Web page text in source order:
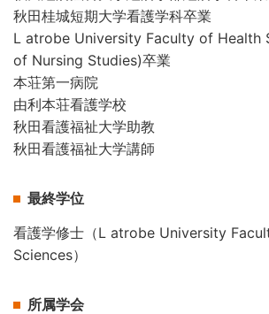
秋田桂城短期大学看護学科卒業
L atrobe University Faculty of Health
of Nursing Studies)卒業
本荘第一病院
由利本荘看護学校
秋田看護福祉大学助教
秋田看護福祉大学講師
最終学位
看護学修士（L atrobe University
Sciences）
所属学会